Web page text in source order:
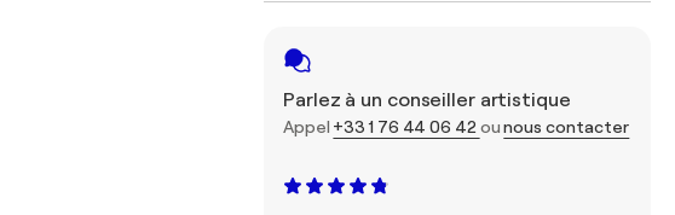
Parlez à un conseiller artistique
Appel +33 1 76 44 06 42 ounous contacter